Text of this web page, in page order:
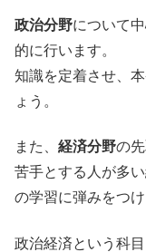
政治分野について
的に行います。
知識を定着させ、
ょう。
また、 経済分野の
苦手とする人が多
の学習に弾みをつけ
政治経済という科